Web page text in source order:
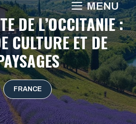
MENU
DE L’OCCITANIE :
CULTURE ET DE
FRANCE